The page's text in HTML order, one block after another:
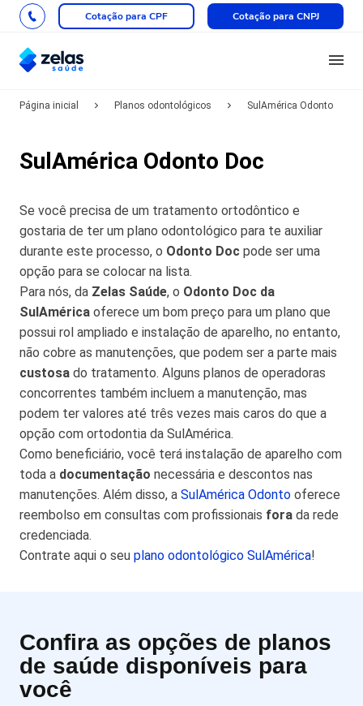
Cotação para CPF Cotação para CNPJ
Página inicial Planos odontológicos SulAmérica Odonto
SulAmérica Odonto Doc
Se você precisa de um tratamento ortodôntico e
gostaria de ter um plano odontológico para te auxiliar
durante este processo, o Odonto Doc pode ser uma
opção para se colocar na lista.
Para nós, da Zelas Saúde, o Odonto Doc da
SulAmérica oferece um bom preço para um plano que
possui rol ampliado e instalação de aparelho, no entanto,
não cobre as manutenções, que podem ser a parte mais
custosa do tratamento. Alguns planos de operadoras
concorrentes também incluem a manutenção, mas
podem ter valores até três vezes mais caros do que a
opção com ortodontia da SulAmérica.
Como beneficiário, você terá instalação de aparelho com
toda a documentação necessária e descontos nas
manutenções. Além disso, a SulAmérica Odonto oferece
reembolso em consultas com profissionais fora da rede
credenciada.
Contrate aqui o seu plano odontológico SulAmérica!
Confira as opções de planos
de saúde disponíveis para
você